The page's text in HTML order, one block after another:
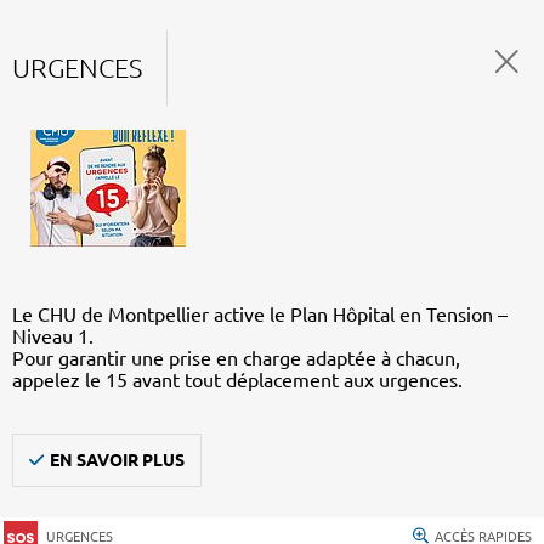
URGENCES
Le CHU de Montpellier active le Plan Hôpital en Tension –
Niveau 1.
Pour garantir une prise en charge adaptée à chacun,
appelez le 15 avant tout déplacement aux urgences.
EN SAVOIR PLUS
URGENCES ACCÈS RAPIDES